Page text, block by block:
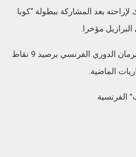
بعد المشاركة ببطولة “كوبا
البرازيل مؤخرا.
ويتصدر باريس سان جيرمان الدوري الفرنسي برصيد 9 نقاط
الفرنسية